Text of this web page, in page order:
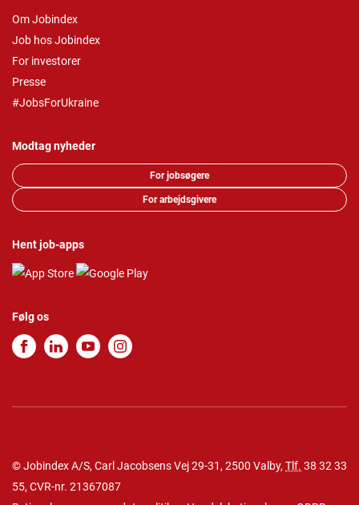
Om Jobindex
Job hos Jobindex
For investorer
Presse
#JobsForUkraine
Modtag nyheder
For jobsøgere
For arbejdsgivere
Hent job-apps
Følg os
© Jobindex A/S, Carl Jacobsens Vej 29-31, 2500 Valby, Tlf. 38 32 33
55, CVR-nr. 21367087